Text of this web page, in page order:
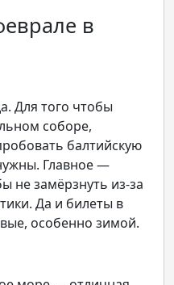
в
Для того чтобы
соборе,
балтийскую
Главное —
не замёрзнуть из-за
Да и билеты в
особенно зимой.